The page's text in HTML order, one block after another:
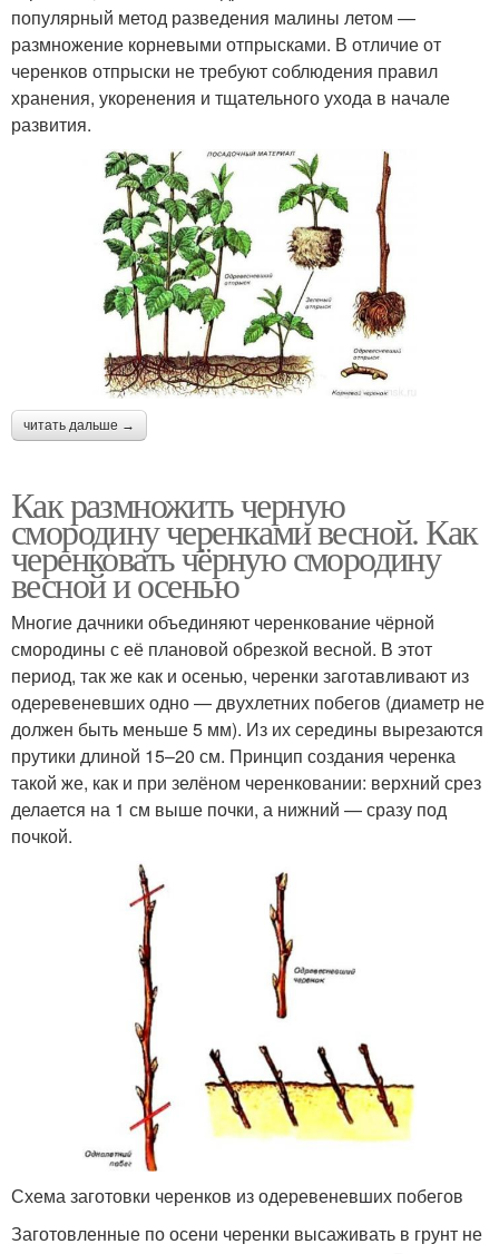
популярный метод разведения малины летом —
размножение корневыми отпрысками. В отличие от
черенков отпрыски не требуют соблюдения правил
хранения, укоренения и тщательного ухода в начале
развития.
читать дальше →
Как размножить черную
смородину черенками весной. Как
черенковать чёрную смородину
весной и осенью
Многие дачники объединяют черенкование чёрной
смородины с её плановой обрезкой весной. В этот
период, так же как и осенью, черенки заготавливают из
одеревеневших одно — двухлетних побегов (диаметр не
должен быть меньше 5 мм). Из их середины вырезаются
прутики длиной 15–20 см. Принцип создания черенка
такой же, как и при зелёном черенковании: верхний срез
делается на 1 см выше почки, а нижний — сразу под
почкой.
Схема заготовки черенков из одеревеневших побегов
Заготовленные по осени черенки высаживать в грунт не